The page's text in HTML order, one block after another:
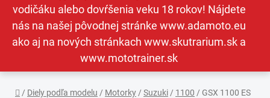
vodičáku alebo dovŕšenia veku 18 rokov! Nájdete
nás na našej pôvodnej stránke www.adamoto.eu
ako aj na nových stránkach www.skutrarium.sk a
www.mototrainer.sk
Domov
/ Diely podľa modelu / Motorky / Suzuki / 1100 / GSX 1100 ES